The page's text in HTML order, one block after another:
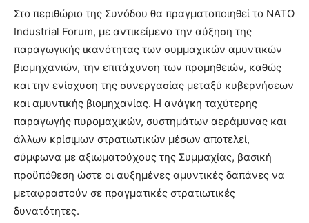
Στο περιθώριο της Συνόδου θα πραγματοποιηθεί το NATO
Industrial Forum, με αντικείμενο την αύξηση της
παραγωγικής ικανότητας των συμμαχικών αμυντικών
βιομηχανιών, την επιτάχυνση των προμηθειών, καθώς
και την ενίσχυση της συνεργασίας μεταξύ κυβερνήσεων
και αμυντικής βιομηχανίας. Η ανάγκη ταχύτερης
παραγωγής πυρομαχικών, συστημάτων αεράμυνας και
άλλων κρίσιμων στρατιωτικών μέσων αποτελεί,
σύμφωνα με αξιωματούχους της Συμμαχίας, βασική
προϋπόθεση ώστε οι αυξημένες αμυντικές δαπάνες να
μεταφραστούν σε πραγματικές στρατιωτικές
δυνατότητες.